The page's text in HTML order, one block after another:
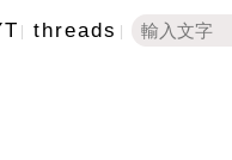
threads